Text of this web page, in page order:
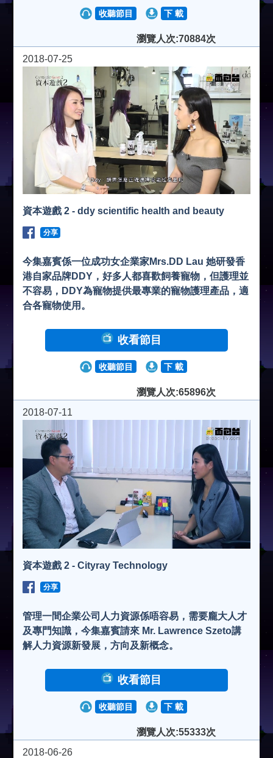
收聽節目 下 載
瀏覽人次:70884次
2018-07-25
資本遊戲 2 - ddy scientific health and beauty
分享
今集嘉賓係一位成功女企業家Mrs.DD Lau 她研發香
港自家品牌DDY，好多人都喜歡飼養寵物，但護理並
不容易，DDY為寵物提供最專業的寵物護理產品，適
合各寵物使用。
收看節目
收聽節目 下 載
瀏覽人次:65896次
2018-07-11
資本遊戲 2 - Cityray Technology
分享
管理一間企業公司人力資源係唔容易，需要龐大人才
及專門知識，今集嘉賓請來 Mr. Lawrence Szeto講
解人力資源新發展，方向及新概念。
收看節目
收聽節目 下 載
瀏覽人次:55333次
2018-06-26